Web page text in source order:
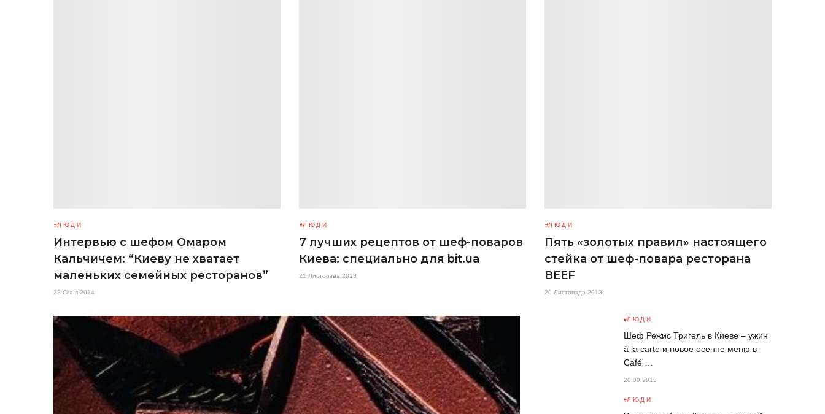
ЛЮДИ
Интервью с шефом Омаром
Кальчичем: “Киеву не хватает
маленьких семейных ресторанов”
22 Січня 2014
ЛЮДИ
7 лучших рецептов от шеф-поваров
Киева: специально для bit.ua
21 Листопада 2013
ЛЮДИ
Пять «золотых правил» настоящего
стейка от шеф-повара ресторана
BEEF
20 Листопада 2013
ЛЮДИ
Шеф Режис Тригель в Киеве – ужин
à la carte и новое осенне меню в
Café …
20.09.2013
ЛЮДИ